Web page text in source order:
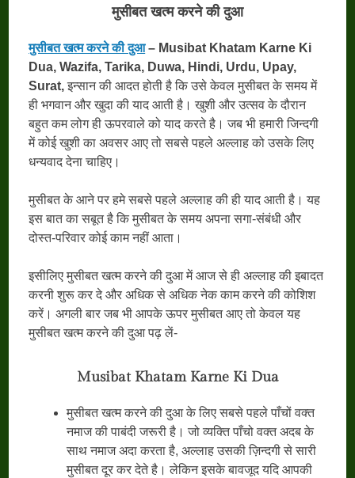
मुसीबत खत्म करने की दुआ
मुसीबत खत्म करने की दुआ– Musibat Khatam Karne Ki
Dua, Wazifa, Tarika, Duwa, Hindi, Urdu, Upay,
Surat,इन्सान की आदत होती है कि उसे केवल मुसीबत के समय में
ही भगवान और खुदा की याद आती है। खुशी और उत्सव के दौरान
बहुत कम लोग ही ऊपरवाले को याद करते है। जब भी हमारी जिन्दगी
में कोई खुशी का अवसर आए तो सबसे पहले अल्लाह को उसके लिए
धन्यवाद देना चाहिए।
मुसीबत के आने पर हमे सबसे पहले अल्लाह की ही याद आती है। यह
इस बात का सबूत है कि मुसीबत के समय अपना सगा-संबंधी और
दोस्त-परिवार कोई काम नहीं आता।
इसीलिए मुसीबत खत्म करने की दुआ में आज से ही अल्लाह की इबादत
करनी शुरू कर दे और अधिक से अधिक नेक काम करने की कोशिश
करें। अगली बार जब भी आपके ऊपर मुसीबत आए तो केवल यह
मुसीबत खत्म करने की दुआ पढ़ लें-
Musibat Khatam Karne Ki Dua
मुसीबत खत्म करने की दुआ के लिए सबसे पहले पाँचों वक्त
नमाज की पाबंदी जरूरी है। जो व्यक्ति पाँचो वक्त अदब के
साथ नमाज अदा करता है, अल्लाह उसकी ज़िन्दगी से सारी
मुसीबत दूर कर देते है। लेकिन इसके बावजूद यदि आपकी